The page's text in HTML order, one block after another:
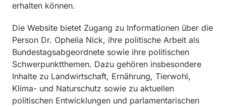
erhalten können.
Die Website bietet Zugang zu Informationen über die
Person Dr. Ophelia Nick, ihre politische Arbeit als
Bundestagsabgeordnete sowie ihre politischen
Schwerpunktthemen. Dazu gehören insbesondere
Inhalte zu Landwirtschaft, Ernährung, Tierwohl,
Klima- und Naturschutz sowie zu aktuellen
politischen Entwicklungen und parlamentarischen